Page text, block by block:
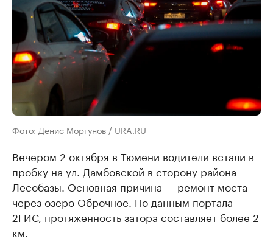
Фото: Денис Моргунов / URA.RU
Вечером 2 октября в Тюмени водители встали в
пробку на ул. Дамбовской в сторону района
Лесобазы. Основная причина — ремонт моста
через озеро Оброчное. По данным портала
2ГИС, протяженность затора составляет более 2
км.